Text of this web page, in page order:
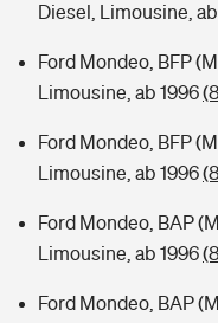
Diesel, Limousine,
Ford Mondeo, BFP
Limousine, ab 1996
Ford Mondeo, BFP
Limousine, ab 1996
Ford Mondeo, BAP
Limousine, ab 1996
Ford Mondeo, BAP